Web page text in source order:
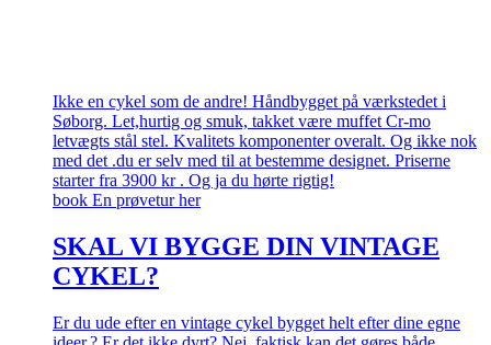
Ikke en cykel som de andre! Håndbygget på værkstedet i
Søborg. Let,hurtig og smuk, takket være muffet Cr-mo
letvægts stål stel. Kvalitets komponenter overalt. Og ikke nok
med det .du er selv med til at bestemme designet. Priserne
starter fra 3900 kr . Og ja du hørte rigtig!
book En prøvetur her
SKAL VI BYGGE DIN VINTAGE
CYKEL?
Er du ude efter en vintage cykel bygget helt efter dine egne